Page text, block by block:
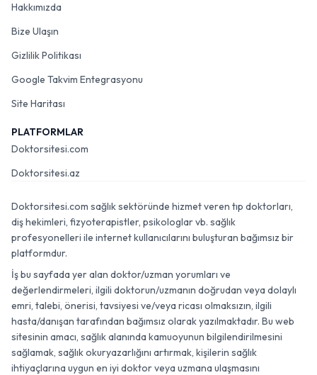
Hakkımızda
Bize Ulaşın
Gizlilik Politikası
Google Takvim Entegrasyonu
Site Haritası
PLATFORMLAR
Doktorsitesi.com
Doktorsitesi.az
Doktorsitesi.com sağlık sektöründe hizmet veren tıp doktorları,
diş hekimleri, fizyoterapistler, psikologlar vb. sağlık
profesyonelleri ile internet kullanıcılarını buluşturan bağımsız bir
platformdur.
İş bu sayfada yer alan doktor/uzman yorumları ve
değerlendirmeleri, ilgili doktorun/uzmanın doğrudan veya dolaylı
emri, talebi, önerisi, tavsiyesi ve/veya ricası olmaksızın, ilgili
hasta/danışan tarafından bağımsız olarak yazılmaktadır. Bu web
sitesinin amacı, sağlık alanında kamuoyunun bilgilendirilmesini
sağlamak, sağlık okuryazarlığını artırmak, kişilerin sağlık
ihtiyaçlarına uygun en iyi doktor veya uzmana ulaşmasını